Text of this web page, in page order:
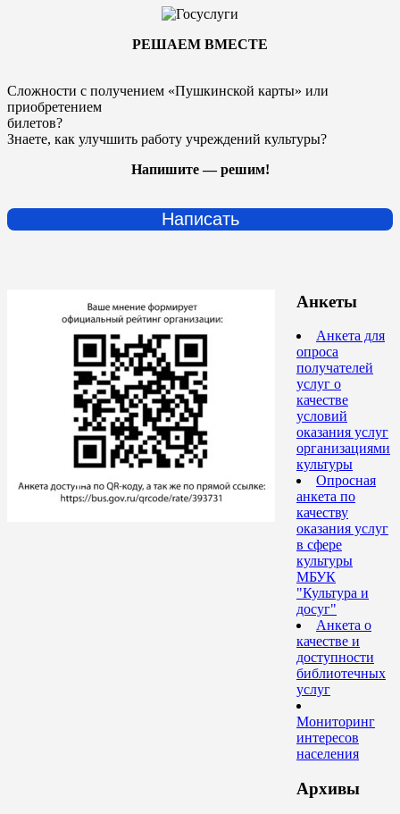
РЕШАЕМ ВМЕСТЕ
Сложности с получением «Пушкинской карты» или
приобретением
билетов?
Знаете, как улучшить работу учреждений культуры?
Напишите — решим!
Написать
Анкеты
Анкета для
опроса
получателей
услуг о
качестве
условий
оказания услуг
организациями
культуры
Опросная
анкета по
качеству
оказания услуг
в сфере
культуры
МБУК
"Культура и
досуг"
Анкета о
качестве и
доступности
библиотечных
услуг
Мониторинг
интересов
населения
Архивы